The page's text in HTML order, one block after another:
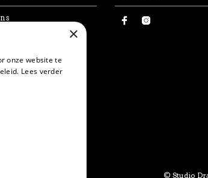
© Studio
×
onze website te
Lees verder